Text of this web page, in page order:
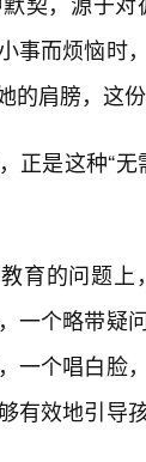
事而烦恼时
的肩膀，这
正是这种“
育的问题
一个略带疑
一个唱白脸
有效地引导